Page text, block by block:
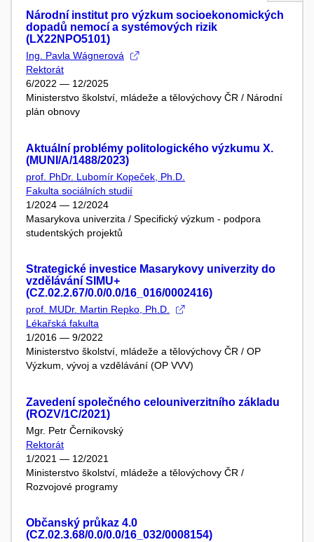
Národní institut pro výzkum socioekonomických
dopadů nemocí a systémových rizik
(LX22NPO5101)
Ing. Pavla Wágnerová
Rektorát
6/2022 — 12/2025
Ministerstvo školství, mládeže a tělovýchovy ČR / Národní
plán obnovy
Aktuální problémy politologického výzkumu X.
(MUNI/A/1488/2023)
prof. PhDr. Lubomír Kopeček, Ph.D.
Fakulta sociálních studií
1/2024 — 12/2024
Masarykova univerzita / Specifický výzkum - podpora
studentských projektů
Strategické investice Masarykovy univerzity do
vzdělávání SIMU+
(CZ.02.2.67/0.0/0.0/16_016/0002416)
prof. MUDr. Martin Repko, Ph.D.
Lékařská fakulta
1/2016 — 9/2022
Ministerstvo školství, mládeže a tělovýchovy ČR / OP
Výzkum, vývoj a vzdělávání (OP VVV)
Zavedení společného celouniverzitního základu
(ROZV/1C/2021)
Mgr. Petr Černikovský
Rektorát
1/2021 — 12/2021
Ministerstvo školství, mládeže a tělovýchovy ČR /
Rozvojové programy
Občanský průkaz 4.0
(CZ.02.3.68/0.0/0.0/16_032/0008154)